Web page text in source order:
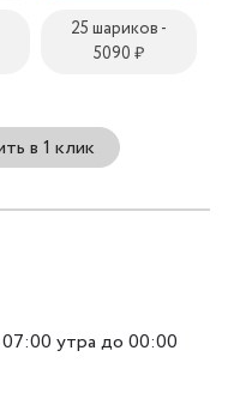
25 шариков -
5090 ₽
в 1 клик
утра до 00:00